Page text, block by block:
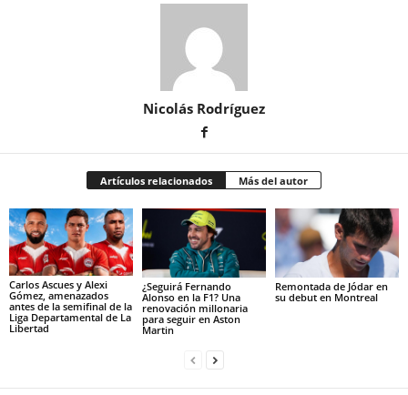
Nicolás Rodríguez
Artículos relacionados Más del autor
Carlos Ascues y Alexi
Gómez, amenazados
antes de la semifinal de la
Liga Departamental de La
Libertad
¿Seguirá Fernando
Alonso en la F1? Una
renovación millonaria
para seguir en Aston
Martin
Remontada de Jódar en
su debut en Montreal